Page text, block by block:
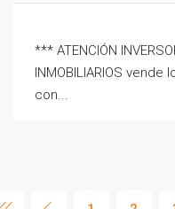
*** ATENCIÓN
INMOBILIARIOS
con...